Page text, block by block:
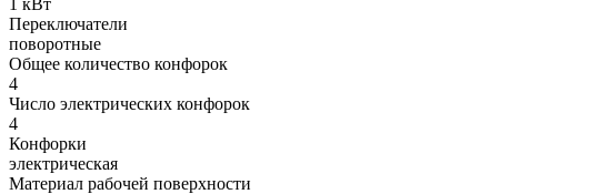
Переключатели
поворотные
Общее количество конфорок
4
Число электрических конфорок
4
Конфорки
электрическая
Материал рабочей поверхности